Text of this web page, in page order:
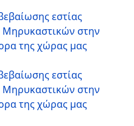
εστίας
στην
της χώρας μας
εστίας
στην
της χώρας μας